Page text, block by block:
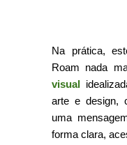
Na prática,
Roam nada
visual
arte e design,
uma
forma clara,